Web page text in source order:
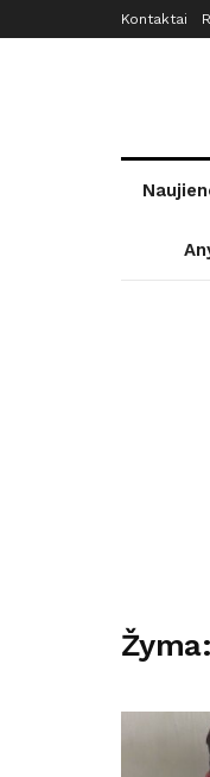
Kontaktai
Žyma: